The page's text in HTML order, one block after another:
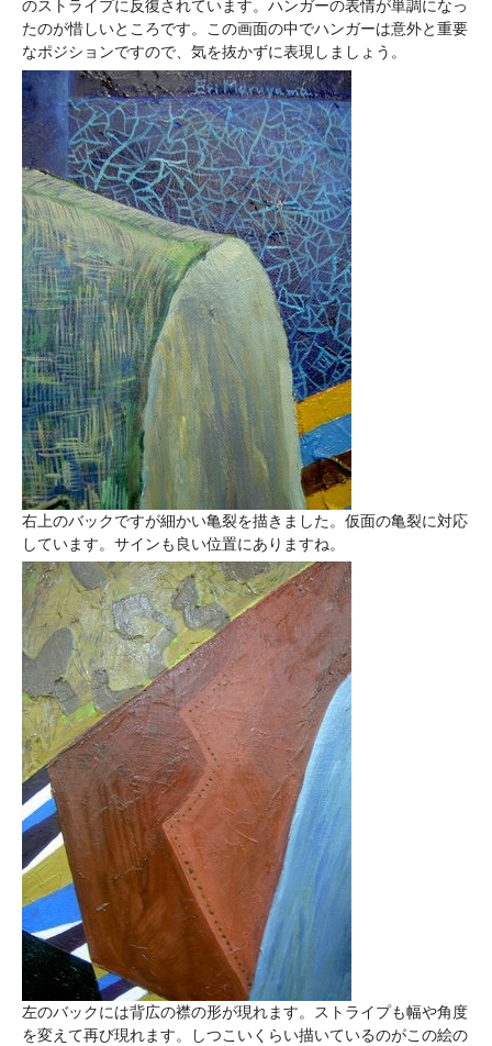
のストライプに反復されています。ハンガーの表情が単調になっ
たのが惜しいところです。この画面の中でハンガーは意外と重要
なポジションですので、気を抜かずに表現しましょう。
右上のバックですが細かい亀裂を描きました。仮面の亀裂に対応
しています。サインも良い位置にありますね。
左のバックには背広の襟の形が現れます。ストライプも幅や角度
を変えて再び現れます。しつこいくらい描いているのがこの絵の